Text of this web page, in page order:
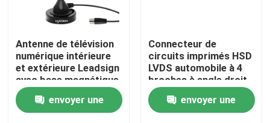
À propos de nous
Visite de l'usine
Contrôle de qualité
Antenne de télévision
numérique intérieure
et extérieure Leadsign
avec base magnétique
et antenne de
télévision par câble de
16,5 pieds de long
envoyer une
Connecteur de
circuits imprimés HSD
LVDS automobile à 4
broches à angle droit
envoyer une